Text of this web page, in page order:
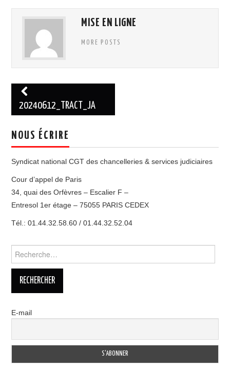
ADHÉSION
ESPACE MILITANT
MISE EN LIGNE
MORE POSTS
Navigation
des
20240612_TRACT_JA
NOUS ÉCRIRE
Syndicat national CGT des chancelleries & services judiciaires
Cour d’appel de Paris
34, quai des Orfèvres – Escalier F –
Entresol 1er étage – 75055 PARIS CEDEX
Tél.: 01.44.32.58.60 / 01.44.32.52.04
E-mail